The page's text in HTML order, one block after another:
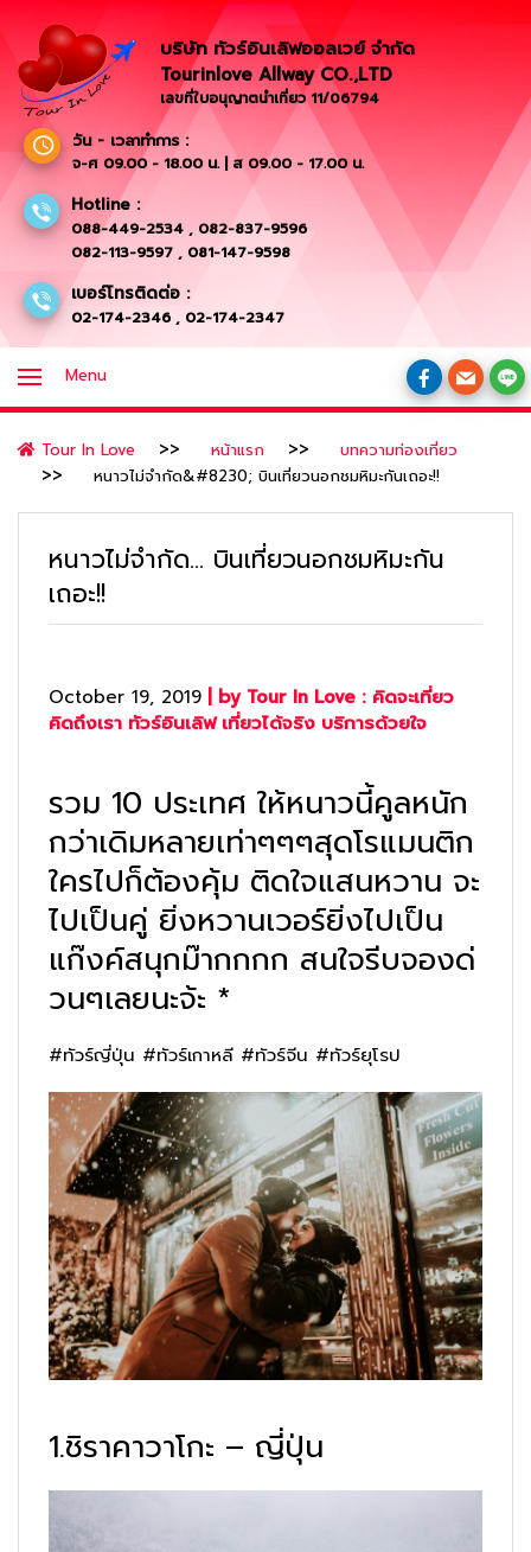
บริษัท ทัวร์อินเลิฟออลเวย์ จำกัด
Tourinlove Allway CO.,LTD
เลขที่ใบอนุญาตนำเที่ยว 11/06794
วัน - เวลาทำการ :
จ-ศ 09.00 - 18.00 น. | ส 09.00 - 17.00 น.
Hotline :
088-449-2534 , 082-837-9596
082-113-9597 , 081-147-9598
เบอร์โทรติดต่อ :
02-174-2346 , 02-174-2347
Menu
Tour In Love หน้าแรก
บทความท่องเที่ยว
หนาวไม่จำกัด&#8230; บินเที่ยวนอกชมหิมะกันเถอะ!!
หนาวไม่จำกัด… บินเที่ยวนอกชมหิมะกัน
เถอะ!!
October 19, 2019 | by Tour In Love : คิดจะเที่ยว
คิดถึงเรา ทัวร์อินเลิฟ เที่ยวได้จริง บริการด้วยใจ
รวม 10 ประเทศ ให้หนาวนี้คูลหนัก
กว่าเดิมหลายเท่าๆๆๆสุดโรแมนติก
ใครไปก็ต้องคุ้ม ติดใจแสนหวาน จะ
ไปเป็นคู่ ยิ่งหวานเวอร์ยิ่งไปเป็น
แก๊งค์สนุกม๊ากกกก สนใจรีบจองด่
วนๆเลยนะจ้ะ *
#ทัวร์ญี่ปุ่น #ทัวร์เกาหลี #ทัวร์จีน #ทัวร์ยุโรป
1.ชิราคาวาโกะ – ญี่ปุ่น